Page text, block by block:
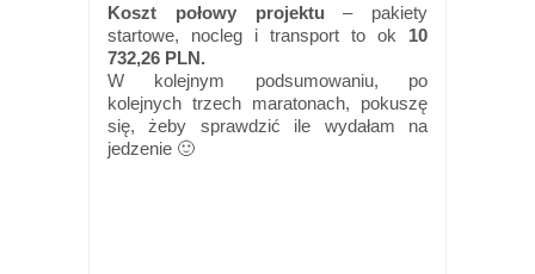
Koszt połowy projektu– pakiety
startowe, nocleg i transport to ok 10
732,26 PLN.
W kolejnym podsumowaniu, po
kolejnych trzech maratonach, pokuszę
się, żeby sprawdzić ile wydałam na
jedzenie 🙂